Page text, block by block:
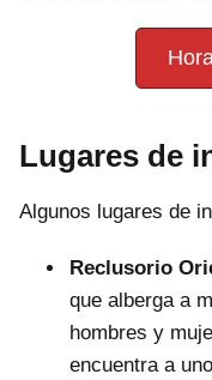
Lugares de
Algunos lugares de
Reclusorio
que alberga a
hombres y
encuentra a